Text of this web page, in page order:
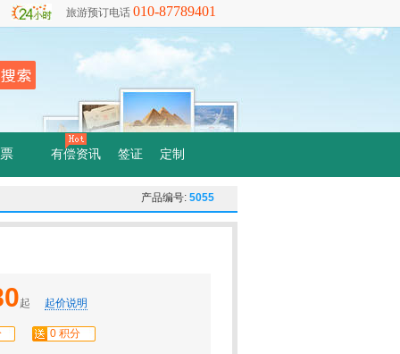
旅游预订电话 010-87789401
有偿资讯 签证 定制
产品编号: 5055
起 起价说明
0 积分